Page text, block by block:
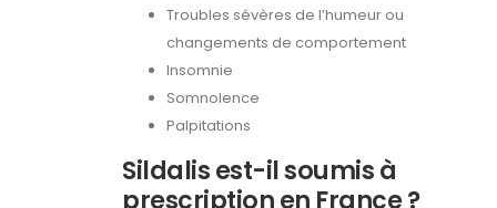
Troubles sévères de l’humeur ou
changements de comportement
Insomnie
Somnolence
Palpitations
Sildalis est-il soumis à